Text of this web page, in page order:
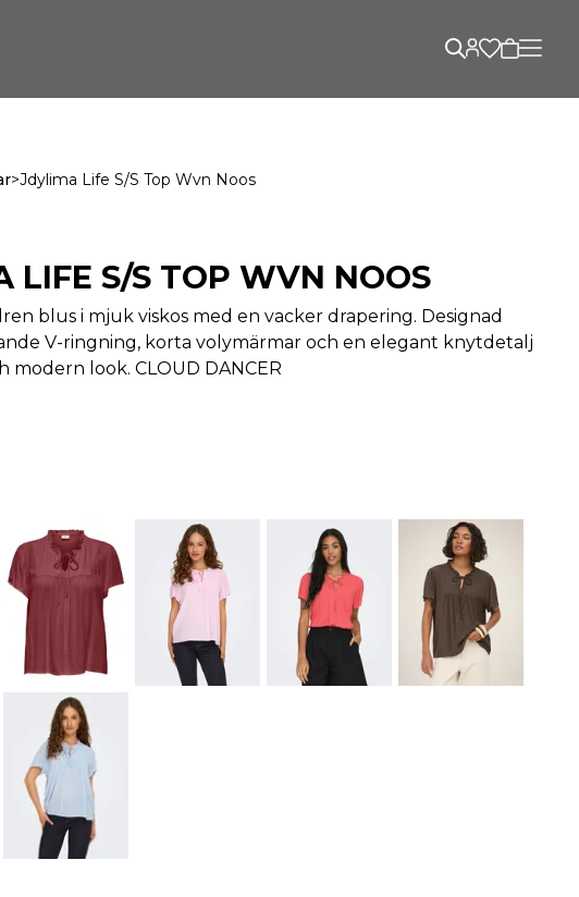
>Jdylima Life S/s Top Wvn Noos
LIFE S/S TOP WVN NOOS
blus i mjuk viskos med en vacker drapering. Designad
V-ringning, korta volymärmar och en elegant knytdetalj
modern look. CLOUD DANCER